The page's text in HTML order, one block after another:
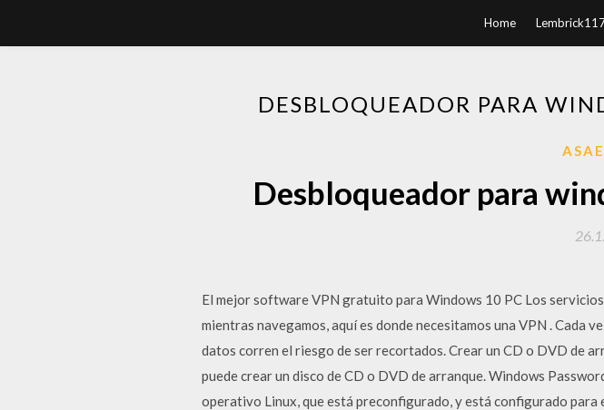
Home
DESBLOQUEADOR PARA
Desbloqueador para
El mejor software VPN gratuito para Windows 10 PC Los
mientras navegamos, aquí es donde necesitamos una VPN . Cada
datos corren el riesgo de ser recortados. Crear un CD o DVD de
puede crear un disco de CD o DVD de arranque. Windows
operativo Linux, que está preconfigurado, y está configurado